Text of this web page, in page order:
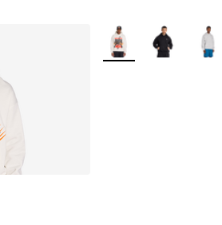
Plus de couleurs